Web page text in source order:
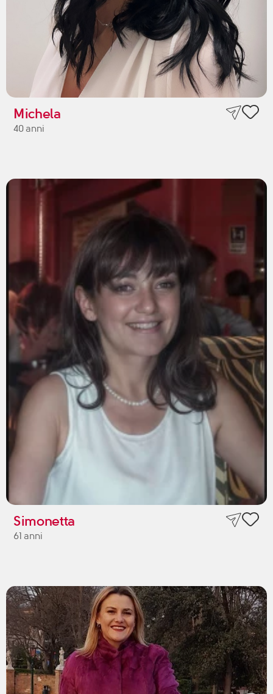
Michela
40 anni
Simonetta
61 anni